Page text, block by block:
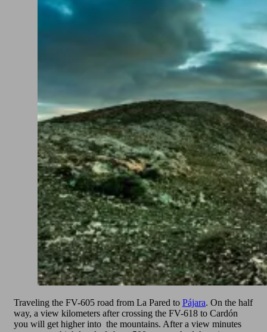
Traveling the FV-605 road from La Pared to Pájara. On the half
way, a view kilometers after crossing the FV-618 to Cardón
you will get higher into the mountains. After a view minutes